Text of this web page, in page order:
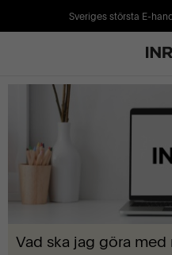
Sveriges största E-
Vad ska jag göra